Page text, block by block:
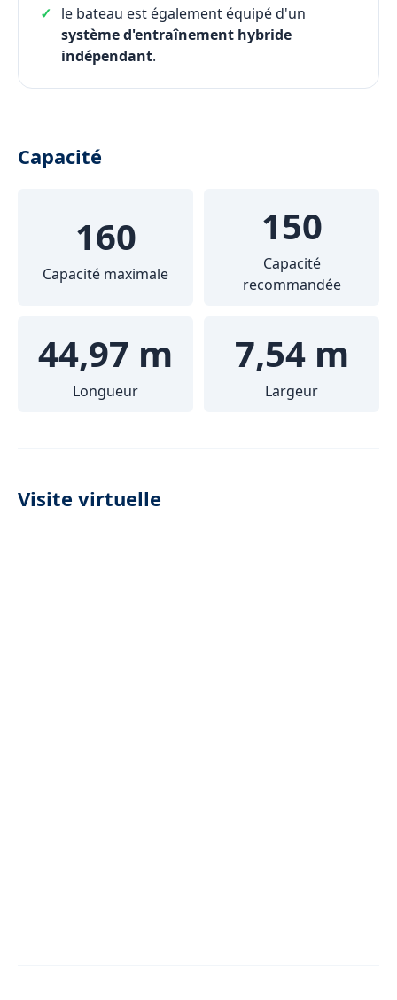
le bateau est également équipé d'un
système d'entraînement hybride
indépendant.
Capacité
160
Capacité maximale
150
Capacité
recommandée
44,97 m
Longueur
7,54 m
Largeur
Visite virtuelle